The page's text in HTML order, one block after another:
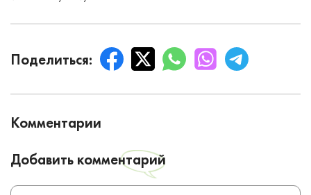
Поделиться:
Комментарии
Добавить комментарий